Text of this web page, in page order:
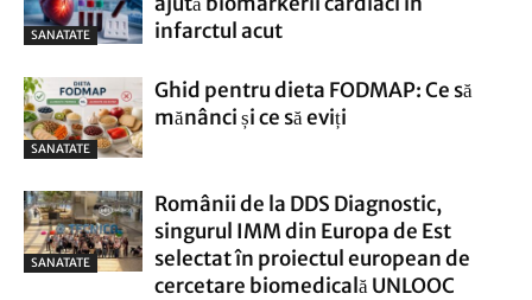
SANATATE
infarctul acut
SANATATE
Ghid pentru dieta FODMAP: Ce să
mănânci și ce să eviți
SANATATE
Românii de la DDS Diagnostic,
singurul IMM din Europa de Est
selectat în proiectul european de
cercetare biomedicală UNLOOC